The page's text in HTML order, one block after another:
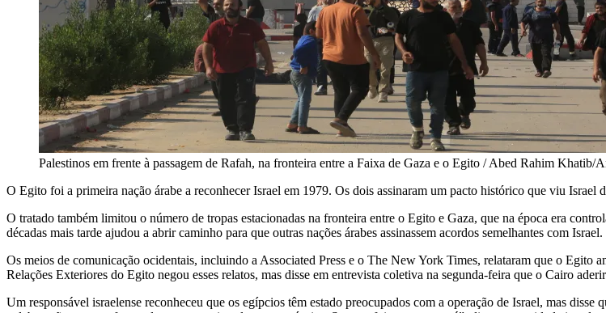
Palestinos em frente à passagem de Rafah, na fronteira entre a Faixa de Gaza e o Egito / Abed Rahim Khatib/
O Egito foi a primeira nação árabe a reconhecer Israel em 1979. Os dois assinaram um pacto histórico que viu
O tratado também limitou o número de tropas estacionadas na fronteira entre o Egito e Gaza, que na época era
décadas mais tarde ajudou a abrir caminho para que outras nações árabes assinassem acordos semelhantes com Israel.
Os meios de comunicação ocidentais, incluindo a Associated Press e o The New York Times, relataram que o Egito
Relações Exteriores do Egito negou esses relatos, mas disse em entrevista coletiva na segunda-feira que o Cairo
Um responsável israelense reconheceu que os egípcios têm estado preocupados com a operação de Israel, mas